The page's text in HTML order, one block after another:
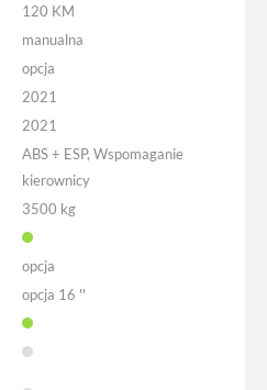
120 KM
manualna
opcja
2021
2021
ABS + ESP, Wspomaganie
kierownicy
3500 kg
opcja
opcja 16 ''